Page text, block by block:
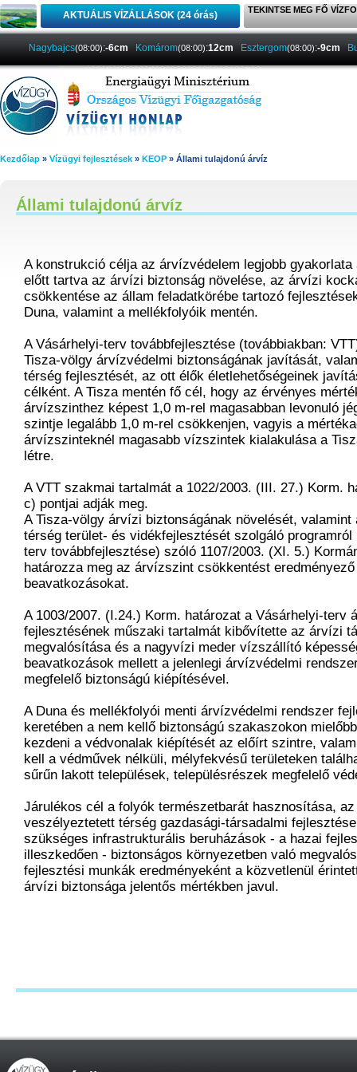
AKTUÁLIS VÍZÁLLÁSOK (24 órás) TEKINTSE MEG FŐ
Nagybajcs(08:00):-6cm Komárom(08:00):12cm Esztergom(08:00):-9cm
Kezdőlap » Vízügyi fejlesztések » KEOP » Állami tulajdonú árvíz
Állami tulajdonú árvíz
A konstrukció célja az árvízvédelem legjobb gyakorlata
előtt tartva az árvízi biztonság növelése, az árvízi
csökkentése az állam feladatkörébe tartozó
Duna, valamint a mellékfolyóik mentén.
A Vásárhelyi-terv továbbfejlesztése (továbbiakban:
Tisza-völgy árvízvédelmi biztonságának javítását,
térség fejlesztését, az ott élők életlehetőségeinek
célként. A Tisza mentén fő cél, hogy az érvényes
árvízszinthez képest 1,0 m-rel magasabban levonuló
szintje legalább 1,0 m-rel csökkenjen, vagyis a
árvízszinteknél magasabb vízszintek kialakulása a
létre.
A VTT szakmai tartalmát a 1022/2003. (III. 27.) Korm.
c) pontjai adják meg.
A Tisza-völgy árvízi biztonságának növelését, valamint
térség terület- és vidékfejlesztését szolgáló programról
terv továbbfejlesztése) szóló 1107/2003. (XI. 5.)
határozza meg az árvízszint csökkentést eredményező
beavatkozásokat.
A 1003/2007. (I.24.) Korm. határozat a Vásárhelyi-terv
fejlesztésének műszaki tartalmát kibővítette az árvízi
megvalósítása és a nagyvízi meder vízszállító
beavatkozások mellett a jelenlegi árvízvédelmi
megfelelő biztonságú kiépítésével.
A Duna és mellékfolyói menti árvízvédelmi rendszer
keretében a nem kellő biztonságú szakaszokon
kezdeni a védvonalak kiépítését az előírt szintre,
kell a védművek nélküli, mélyfekvésű területeken
sűrűn lakott települések, településrészek megfelelő
Járulékos cél a folyók természetbarát hasznosítása,
veszélyeztetett térség gazdasági-társadalmi
szükséges infrastrukturális beruházások - a hazai
illeszkedően - biztonságos környezetben való
fejlesztési munkák eredményeként a közvetlenül
árvízi biztonsága jelentős mértékben javul.